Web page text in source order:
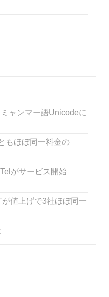
ャンマー語Unicodeに
もほぼ同一料金の
がサービス開始
値上げで3社ほぼ同一